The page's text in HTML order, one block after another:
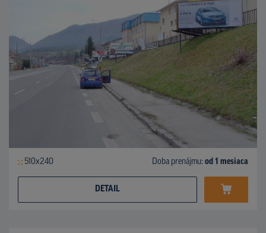
510x240 Doba prenájmu: od 1 mesiaca
DETAIL